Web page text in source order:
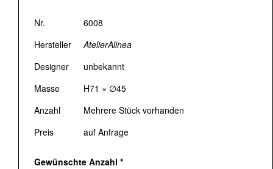
Nr.
6008
Hersteller
AtelierAlinea
Designer
unbekannt
Masse
H71 × ∅45
Anzahl
Mehrere Stück vorhanden
Preis
auf Anfrage
Gewünschte Anzahl *